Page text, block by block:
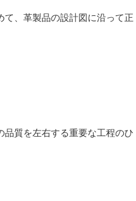
、革製品の設計図に沿って正
品質を左右する重要な工程のひ